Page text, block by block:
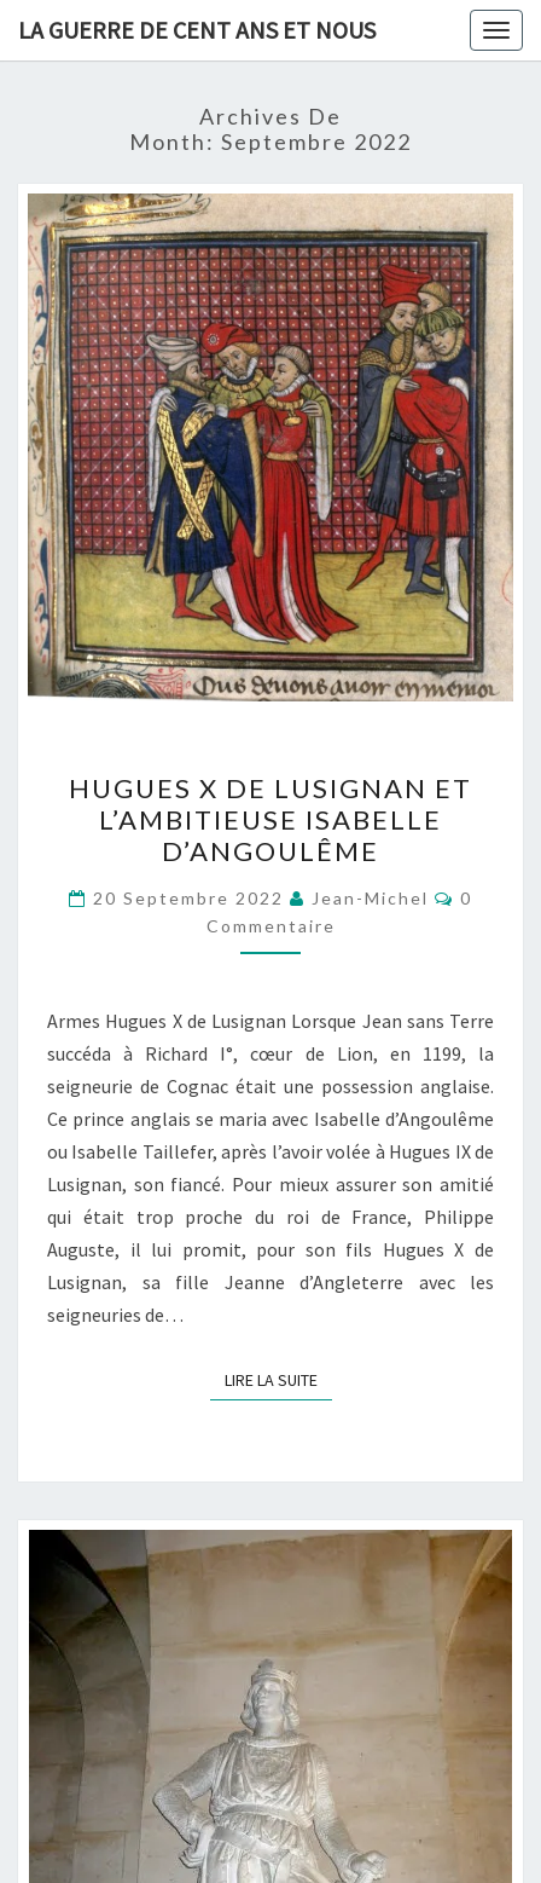
LA GUERRE DE CENT ANS ET NOUS
Archives De
Month: Septembre 2022
X
DE
LUSIGNAN
ET
L’AMBITIEUSE
ISABELLE
HUGUES X DE LUSIGNAN ET
L’AMBITIEUSE ISABELLE
D’ANGOULÊME
20 Septembre 2022 Jean-Michel
0
Commentaire
Armes Hugues X de Lusignan Lorsque Jean sans Terre
succéda à Richard I°, cœur de Lion, en 1199, la
seigneurie de Cognac était une possession anglaise.
Ce prince anglais se maria avec Isabelle d’Angoulême
ou Isabelle Taillefer, après l’avoir volée à Hugues IX de
Lusignan, son fiancé. Pour mieux assurer son amitié
qui était trop proche du roi de France, Philippe
Auguste, il lui promit, pour son fils Hugues X de
Lusignan, sa fille Jeanne d’Angleterre avec les
seigneuries de…
LIRE LA SUITELIRE LA SUITE